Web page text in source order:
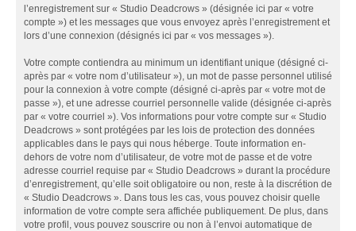
l’enregistrement sur « Studio Deadcrows » (désignée ici par « votre
compte ») et les messages que vous envoyez après l’enregistrement et
lors d’une connexion (désignés ici par « vos messages »).
Votre compte contiendra au minimum un identifiant unique (désigné ci-
après par « votre nom d’utilisateur »), un mot de passe personnel utilisé
pour la connexion à votre compte (désigné ci-après par « votre mot de
passe »), et une adresse courriel personnelle valide (désignée ci-après
par « votre courriel »). Vos informations pour votre compte sur « Studio
Deadcrows » sont protégées par les lois de protection des données
applicables dans le pays qui nous héberge. Toute information en-
dehors de votre nom d’utilisateur, de votre mot de passe et de votre
adresse courriel requise par « Studio Deadcrows » durant la procédure
d’enregistrement, qu’elle soit obligatoire ou non, reste à la discrétion de
« Studio Deadcrows ». Dans tous les cas, vous pouvez choisir quelle
information de votre compte sera affichée publiquement. De plus, dans
votre profil, vous pouvez souscrire ou non à l’envoi automatique de